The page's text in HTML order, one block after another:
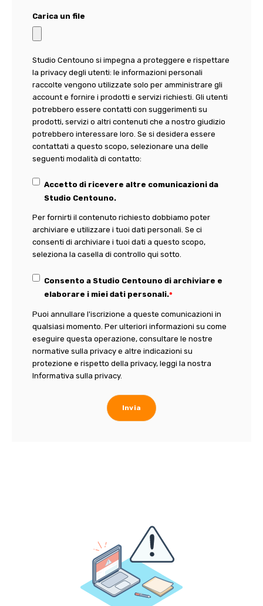
Carica un file
Studio Centouno si impegna a proteggere e rispettare
la privacy degli utenti: le informazioni personali
raccolte vengono utilizzate solo per amministrare gli
account e fornire i prodotti e servizi richiesti. Gli utenti
potrebbero essere contatti con suggerimenti su
prodotti, servizi o altri contenuti che a nostro giudizio
potrebbero interessare loro. Se si desidera essere
contattati a questo scopo, selezionare una delle
seguenti modalità di contatto:
Accetto di ricevere altre comunicazioni da
Studio Centouno.
Per fornirti il contenuto richiesto dobbiamo poter
archiviare e utilizzare i tuoi dati personali. Se ci
consenti di archiviare i tuoi dati a questo scopo,
seleziona la casella di controllo qui sotto.
Consento a Studio Centouno di archiviare e
elaborare i miei dati personali.*
Puoi annullare l'iscrizione a queste comunicazioni in
qualsiasi momento. Per ulteriori informazioni su come
eseguire questa operazione, consultare le nostre
normative sulla privacy e altre indicazioni su
protezione e rispetto della privacy, leggi la nostra
Informativa sulla privacy.